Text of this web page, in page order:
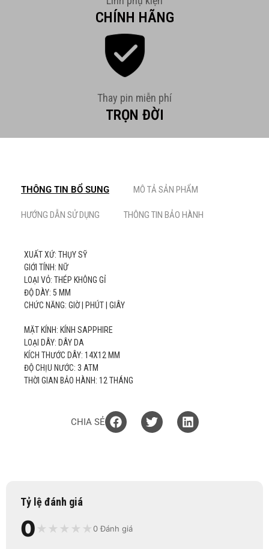
CHÍNH HÃNG
Thay pin miễn phí
TRỌN ĐỜI
THÔNG TIN BỔ SUNG MÔ TẢ SẢN PHẨM
HƯỚNG DẪN SỬ DỤNG THÔNG TIN BẢO HÀNH
XUẤT XỨ: THỤY SỸ
GIỚI TÍNH: NỮ
LOẠI VỎ: THÉP KHÔNG GỈ
ĐỘ DÀY: 5 MM
CHỨC NĂNG: GIỜ | PHÚT | GIÂY
MẶT KÍNH: KÍNH SAPPHIRE
LOẠI DÂY: DÂY DA
KÍCH THƯỚC DÂY: 14X12 MM
ĐỘ CHỊU NƯỚC: 3 ATM
THỜI GIAN BẢO HÀNH: 12 THÁNG
CHIA SẺ
Tỷ lệ đánh giá
0 ★ ★ ★ ★ ★0 Đánh giá